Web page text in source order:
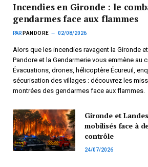
Incendies en Gironde : le
gendarmes face aux flammes
PAR PANDORE 02/08/2026
Alors que les incendies ravagent la Gironde
Pandore et la Gendarmerie vous emmène au
Évacuations, drones, hélicoptère Écureuil,
sécurisation des villages : découvrez les
montrées des gendarmes face aux flammes.
Gironde et
mobilisés face à
contrôle
24/07/2026